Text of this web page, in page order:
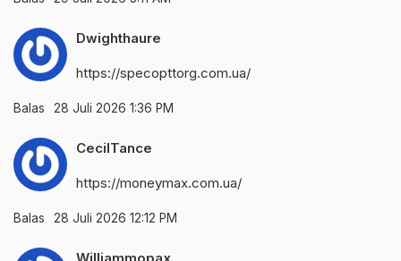
Dwighthaure
https://specopttorg.com.ua/
Balas 28 Juli 2026 1:36 PM
CecilTance
https://moneymax.com.ua/
Balas 28 Juli 2026 12:12 PM